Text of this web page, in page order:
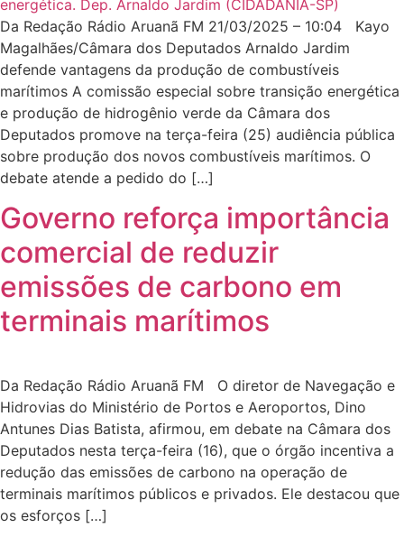
Da Redação Rádio Aruanã FM 21/03/2025 – 10:04 Kayo
Magalhães/Câmara dos Deputados Arnaldo Jardim
defende vantagens da produção de combustíveis
marítimos A comissão especial sobre transição energética
e produção de hidrogênio verde da Câmara dos
Deputados promove na terça-feira (25) audiência pública
sobre produção dos novos combustíveis marítimos. O
debate atende a pedido do […]
Governo reforça importância
comercial de reduzir
emissões de carbono em
terminais marítimos
Da Redação Rádio Aruanã FM O diretor de Navegação e
Hidrovias do Ministério de Portos e Aeroportos, Dino
Antunes Dias Batista, afirmou, em debate na Câmara dos
Deputados nesta terça-feira (16), que o órgão incentiva a
redução das emissões de carbono na operação de
terminais marítimos públicos e privados. Ele destacou que
os esforços […]